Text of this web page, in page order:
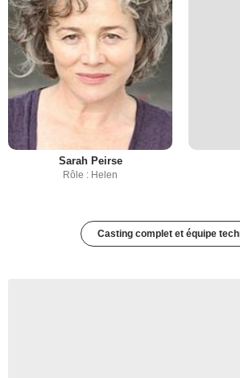
Sarah Peirse
Rôle : Helen
Casting complet et équipe